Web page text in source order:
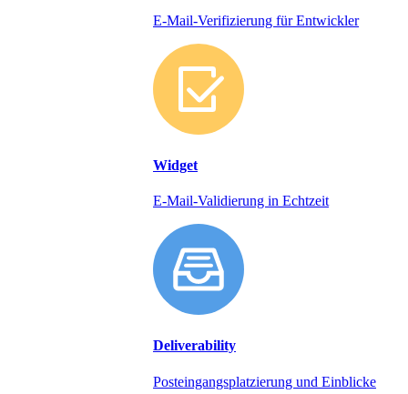
E-Mail-Verifizierung für Entwickler
Widget
E-Mail-Validierung in Echtzeit
Deliverability
Posteingangsplatzierung und Einblicke